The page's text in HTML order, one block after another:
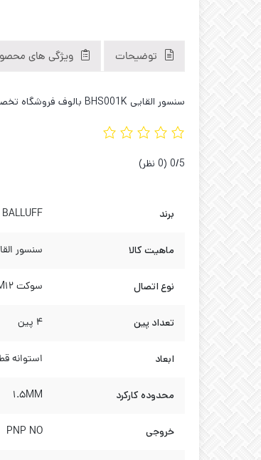
توضیحات ویژگی های
سنسور القایی BHS001K بالوف فروشگاه تخصصی سنسورهای اروپایی و ابزار دقیق بازار صنعت طبقه چهارم 09121040312 02133929194 02136615383
‫0/5 ‫(0 نظر)
برند BALLUFF
ماهیت کالا سنسور
نوع اتصال سوکت M12
تعداد پین 4 پین
ابعاد استوانه قطر
محدوده کارکرد 1.5MM
خروجی PNP NO